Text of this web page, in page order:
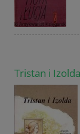
Tristan i